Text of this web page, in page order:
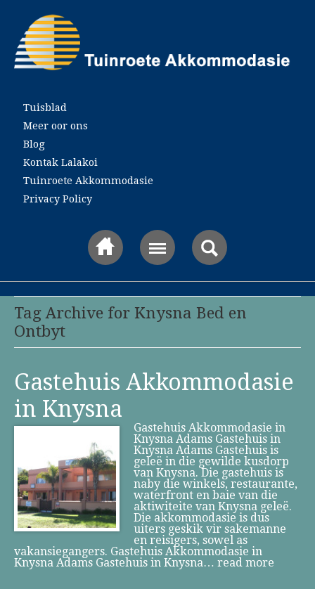
Main menu
Tuisblad
Meer oor ons
Blog
Kontak Lalakoi
Tuinroete Akkommodasie
Privacy Policy
Tag Archive for Knysna Bed en
Ontbyt
Gastehuis Akkommodasie
in Knysna
Gastehuis Akkommodasie in
Knysna Adams Gastehuis in
Knysna Adams Gastehuis is
geleë in die gewilde kusdorp
van Knysna. Die gastehuis is
naby die winkels, restaurante,
waterfront en baie van die
aktiwiteite van Knysna geleë.
Die akkommodasie is dus
uiters geskik vir sakemanne
en reisigers, sowel as
vakansiegangers. Gastehuis Akkommodasie in
Knysna Adams Gastehuis in Knysna… read more